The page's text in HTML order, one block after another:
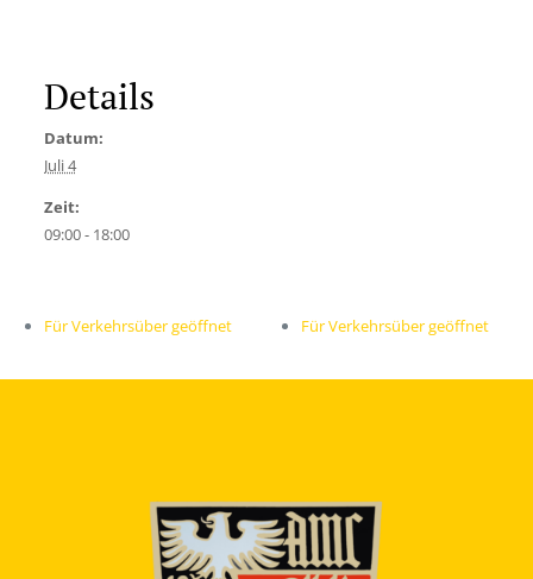
Details
Datum:
Juli 4
Zeit:
09:00 - 18:00
Für Verkehrsüber geöffnet Für Verkehrsüber geöffnet